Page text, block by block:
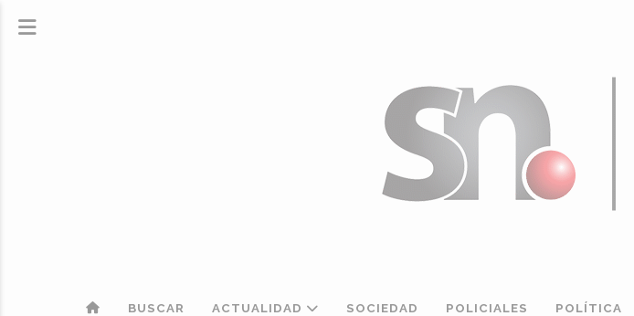
BUSCAR ACTUALIDAD SOCIEDAD POLICIALES POLÍTICA